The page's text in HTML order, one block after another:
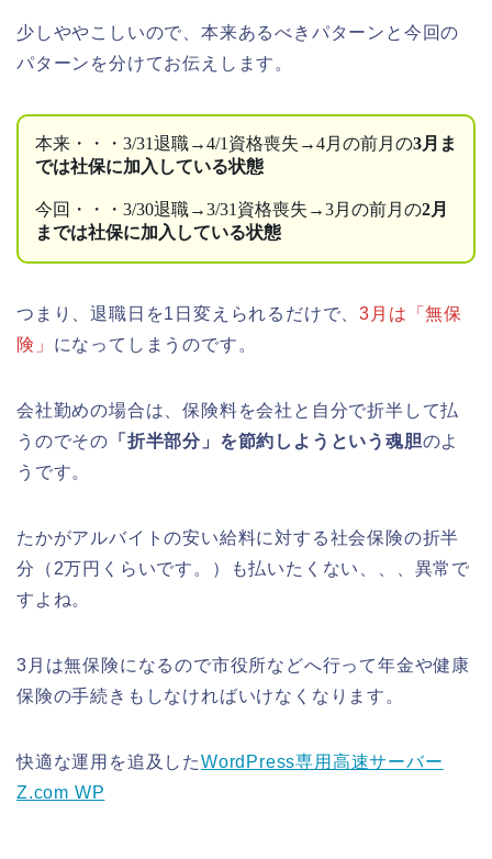
少しややこしいので、本来あるべきパターンと今回の
パターンを分けてお伝えします。
本来・・・3/31退職→4/1資格喪失→4月の前月の3月ま
では社保に加入している状態
今回・・・3/30退職→3/31資格喪失→3月の前月の2月
までは社保に加入している状態
つまり、退職日を1日変えられるだけで、3月は「無保
険」 になってしまうのです。
会社勤めの場合は、保険料を会社と自分で折半して払
うのでその 「折半部分」を節約しようという魂胆のよ
うです。
たかがアルバイトの安い給料に対する社会保険の折半
分（2万円くらいです。）も払いたくない、、、異常で
すよね。
3月は無保険になるので市役所などへ行って年金や健康
保険の手続きもしなければいけなくなります。
快適な運用を追及したWordPress専用高速サーバー
Z.com WP